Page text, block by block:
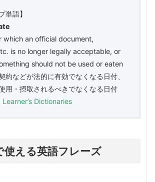
単語】
which an official document,
is no longer legally acceptable, or
should not be used or eaten
約などが法的に有効でなくなる日付、
用・摂取されるべきでなくなる日付
Dictionaries
使える英語フレーズ